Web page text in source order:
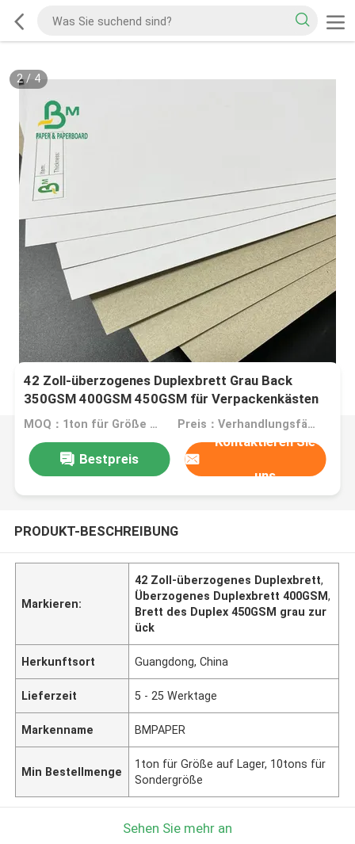
2/ 4
42 Zoll-überzogenes Duplexbrett Grau Back
350GSM 400GSM 450GSM für Verpackenkästen
MOQ：1ton für Größe auf Lager, 10tons für Sondergröße Preis：Verhandlungsfähig
Bestpreis
Kontaktieren Sie
uns
PRODUKT-BESCHREIBUNG
Markieren:
42 Zoll-überzogenes Duplexbrett,
Überzogenes Duplexbrett 400GSM,
Brett des Duplex 450GSM grau zur
ück
Herkunftsort Guangdong, China
Lieferzeit 5 - 25 Werktage
Markenname BMPAPER
Min Bestellmenge
1ton für Größe auf Lager, 10tons für
Sondergröße
Sehen Sie mehr an